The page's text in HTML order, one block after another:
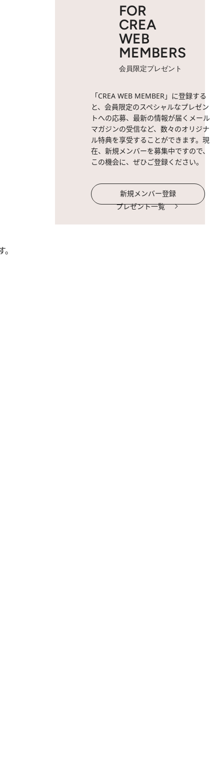
FOR
CREA
WEB
MEMBERS
会員限定プレゼント
「CREA WEB MEMBER」に登録する
と、会員限定のスペシャルなプレゼン
トへの応募、最新の情報が届くメール
マガジンの受信など、数々のオリジナ
ル特典を享受することができます。現
在、新規メンバーを募集中ですので、
この機会に、ぜひご登録ください。
新規メンバー登録
プレゼント一覧